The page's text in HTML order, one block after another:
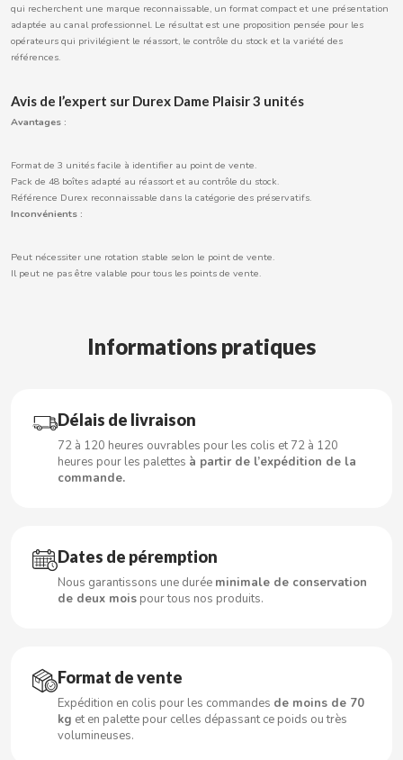
CADBURY
CAFÉ BONKA
CALVO
CAMPOFRIO
CARRETILLA
CASAMAYOR
CHAMP HIGH
CHEETOS
CHOCOLATES VALOR
qui recherchent une marque reconnaissable, un format compact et une présentation
adaptée au canal professionnel. Le résultat est une proposition pensée pour les
opérateurs qui privilégient le réassort, le contrôle du stock et la variété des
références.
Avis de l’expert sur Durex Dame Plaisir 3 unités
Avantages :
Format de 3 unités facile à identifier au point de vente.
Pack de 48 boîtes adapté au réassort et au contrôle du stock.
Référence Durex reconnaissable dans la catégorie des préservatifs.
Inconvénients :
Peut nécessiter une rotation stable selon le point de vente.
Il peut ne pas être valable pour tous les points de vente.
Informations pratiques
Délais de livraison
72 à 120 heures ouvrables pour les colis et 72 à 120
heures pour les palettes à partir de l’expédition de la
commande.
Dates de péremption
Nous garantissons une durée minimale de conservation
de deux mois pour tous nos produits.
Format de vente
Expédition en colis pour les commandes de moins de 70
kg et en palette pour celles dépassant ce poids ou très
volumineuses.